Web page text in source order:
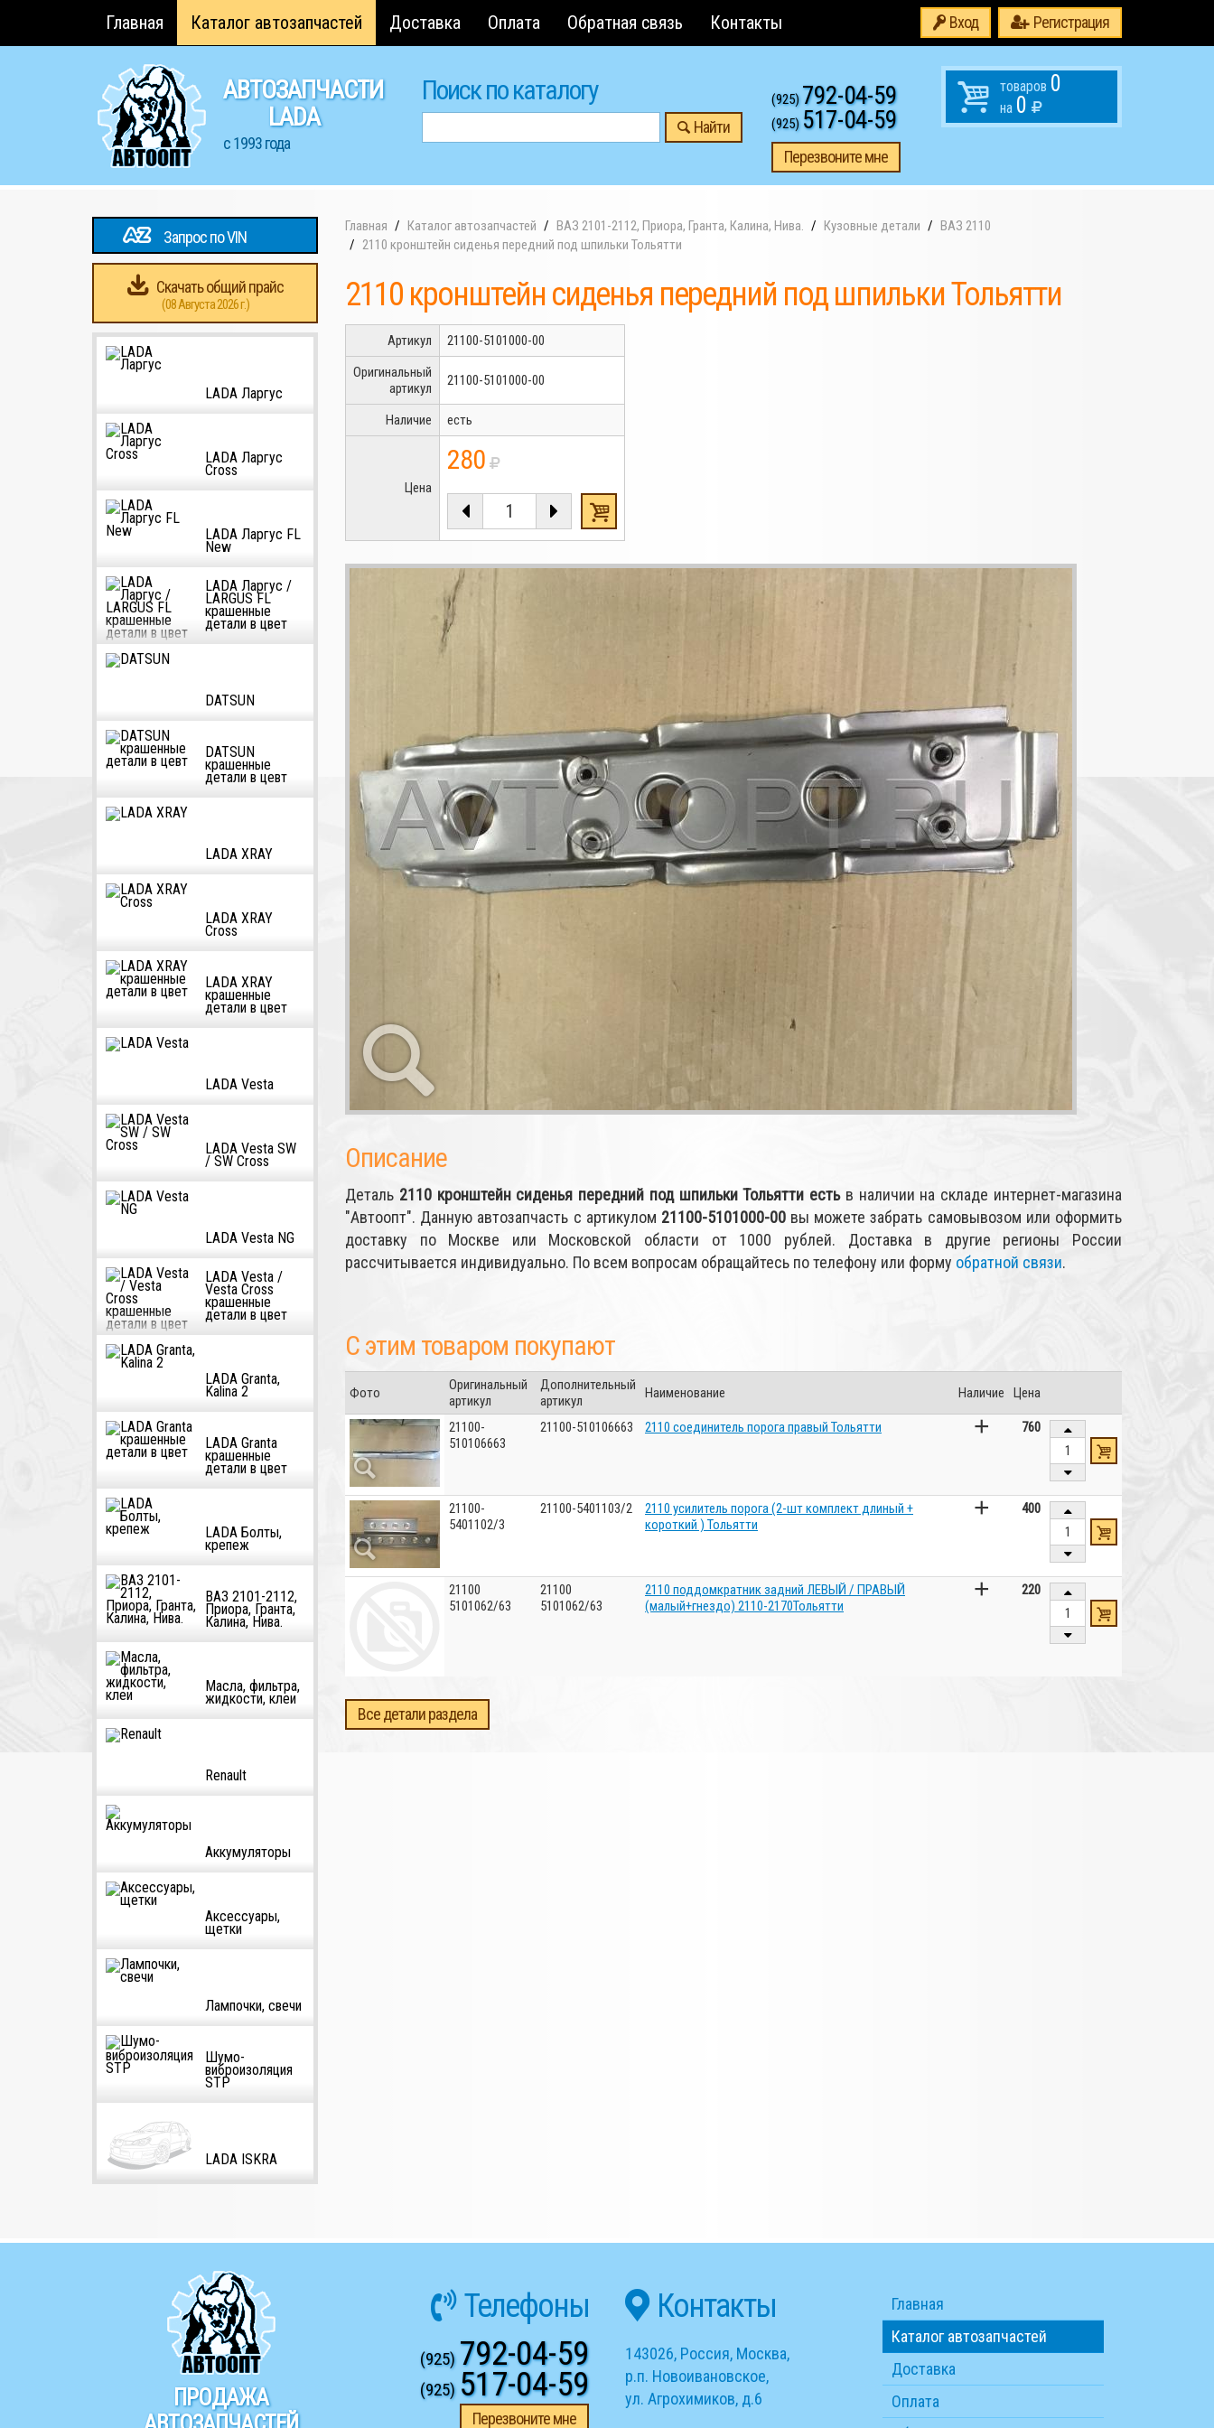
Главная Каталог автозапчастей Доставка Оплата Обратная связь Контакты Вход Регистрация
АВТОЗАПЧАСТИ
LADA
с 1993 года
Поиск по каталогу
Найти
(925)792-04-59
(925) 517-04-59
Перезвоните мне
товаров 0
на 0
Запрос по VIN
Скачать общий прайс
(08 Августа 2026 г.)
LADA Ларгус
LADA Ларгус
Cross
LADA Ларгус FL
New
LADA Ларгус /
LARGUS FL
крашенные
детали в цвет
DATSUN
DATSUN
крашенные
детали в цевт
LADA XRAY
LADA XRAY
Cross
LADA XRAY
крашенные
детали в цвет
LADA Vesta
LADA Vesta SW
/ SW Cross
LADA Vesta NG
LADA Vesta /
Vesta Cross
крашенные
детали в цвет
LADA Granta,
Kalina 2
LADA Granta
крашенные
детали в цвет
LADA Болты,
крепеж
ВАЗ 2101-2112,
Приора, Гранта,
Калина, Нива.
Масла, фильтра,
жидкости, клеи
Renault
Аккумуляторы
Аксессуары,
щетки
Лампочки, свечи
Шумо-
виброизоляция
STP
LADA ISKRA
Главная Каталог автозапчастей ВАЗ 2101-2112, Приора, Гранта, Калина, Нива. Кузовные детали
ВАЗ 2110
2110 кронштейн сиденья передний под шпильки Тольятти
2110 кронштейн сиденья передний под шпильки Тольятти
Артикул
21100-5101000-00
Оригинальный
артикул
21100-5101000-00
Наличие есть
Цена
280
Описание
Деталь 2110 кронштейн сиденья передний под шпильки Тольятти естьв наличии на складе интернет-магазина
"Автоопт". Данную автозапчасть с артикулом 21100-5101000-00вы можете забрать самовывозом или оформить
доставку по Москве или Московской области от 1000 рублей. Доставка в другие регионы России
рассчитывается индивидуально. По всем вопросам обращайтесь по телефону или форму обратной связи.
С этим товаром покупают
Фото
Оригинальный
артикул
Дополнительный
артикул
Наименование Наличие Цена
21100-
510106663
21100-510106663 2110 соединитель порога правый Тольятти + 760
21100-
5401102/3
21100-5401103/2
2110 усилитель порога (2-шт комплект длиный +
короткий ) Тольятти
+ 400
21100
5101062/63
21100
5101062/63
2110 поддомкратник задний ЛЕВЫЙ / ПРАВЫЙ
(малый+гнездо) 2110-2170Тольятти
+ 220
Все детали раздела
ПРОДАЖА
Телефоны
(925) 792-04-59
(925) 517-04-59
Перезвоните мне
Контакты
143026, Россия, Москва,
р.п. Новоивановское,
ул. Агрохимиков, д.6
Главная
Каталог автозапчастей
Доставка
Оплата